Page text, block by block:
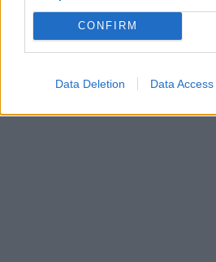
CONFIRM
Data Deletion Data Access